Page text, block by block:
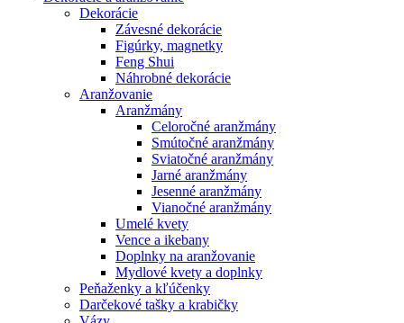
Dekorácie
Závesné dekorácie
Figúrky, magnetky
Feng Shui
Náhrobné dekorácie
Aranžovanie
Aranžmány
Celoročné aranžmány
Smútočné aranžmány
Sviatočné aranžmány
Jarné aranžmány
Jesenné aranžmány
Vianočné aranžmány
Umelé kvety
Vence a ikebany
Doplnky na aranžovanie
Mydlové kvety a doplnky
Peňaženky a kľúčenky
Darčekové tašky a krabičky